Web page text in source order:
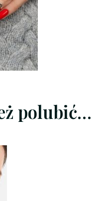
polubić…